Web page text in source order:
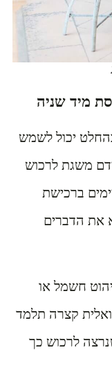
מיד שניה
יכול לשמש
ידם משגת לרכוש
ברכישת
את הדברים
חשמל או
קצרה תלמד
לרכוש כך